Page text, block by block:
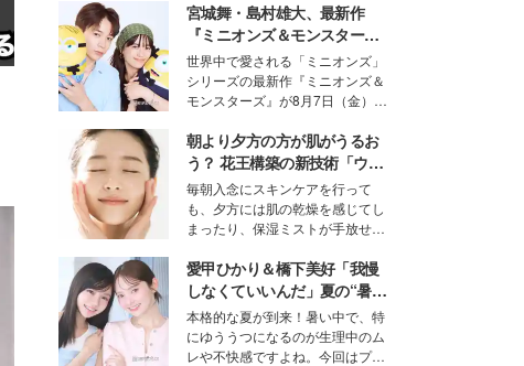
ションの完成度を高めるベースと
して、“髪そのものの美しさ”に改
めて注目する人が増えている様
子。今回は、そんな憧れの艶やか
な髪を日常で叶える、美容好きの
女性たちのヘアケア事情を紹介し
ます。
宮城舞・島村雄大、最新作
『ミニオンズ＆モンスター
ズ』の魅力熱弁 ハチャメチャ
だけじゃない“友情と絆”に感
動
世界中で愛される「ミニオンズ」
シリーズの最新作『ミニオンズ＆
モンスターズ』が8月7日（金）に
ニオン好き”という共通点を持つモ
デルの宮城舞と島村雄大の特別対
談をお届け！それぞれの視点か
ら、今作ならではの魅力や予想外
の感動をもたらす奥深いストーリ
ーについて熱く語り合ってもらっ
た。
朝より夕方の方が肌がうるお
う？ 花王構築の新技術「ウォ
ーターキャプチャリングスキ
ン（捕水肌）」がスキンケア
の常識を変える予感
毎朝入念にスキンケアを行って
も、夕方には肌の乾燥を感じてし
まったり、保湿ミストが手放せな
な美容の常識を大きく変える可能
性を秘めた、革新的な「Water
Capturing Skin（ウォーターキャ
プチャリングスキン：捕水肌）」
技術を、花王が構築した。
愛甲ひかり＆橋下美好「我慢
しなくていいんだ」夏の“暑さ
対策”の新しい選択肢とは？
本格的な夏が到来！暑い中で、特
にゆううつになるのが生理中のム
レや不快感ですよね。今回はプラ